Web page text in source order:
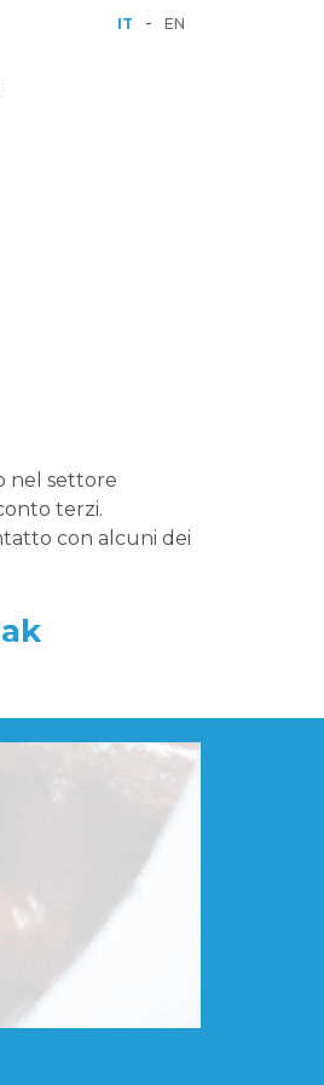
IT - EN
nel settore
terzi.
con alcuni dei